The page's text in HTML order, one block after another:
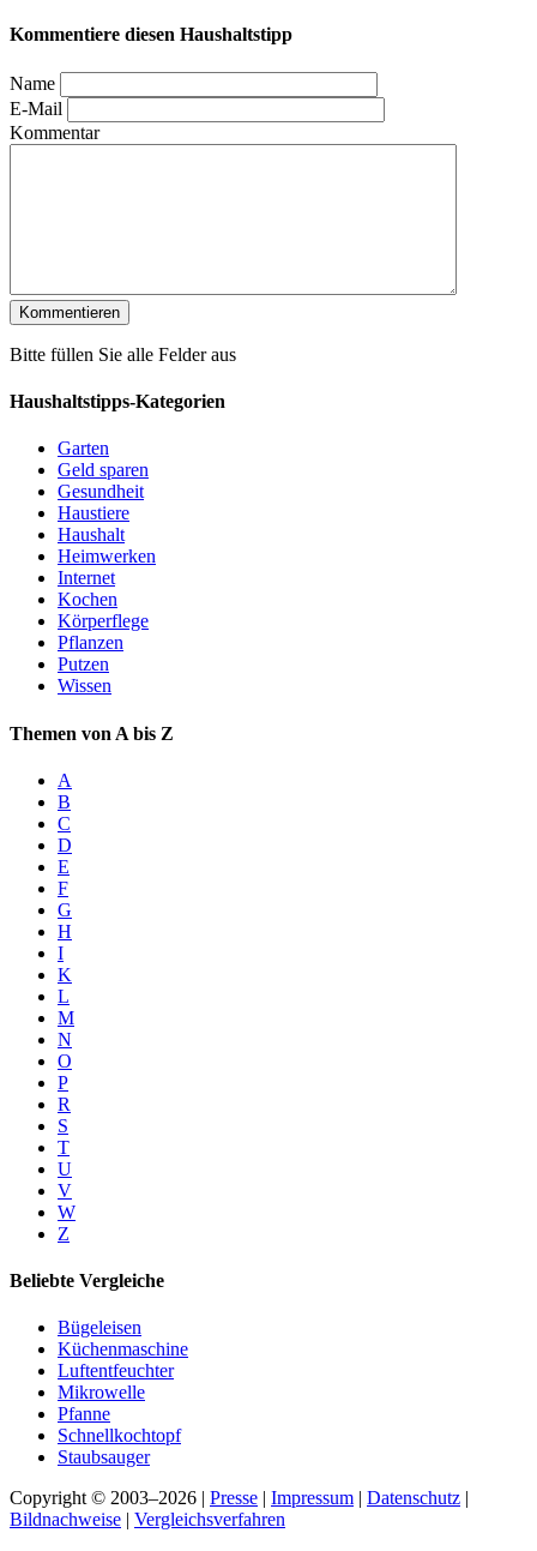
Kommentiere diesen Haushaltstipp
Name
E-Mail
Kommentar
Bitte füllen Sie alle Felder aus
Haushaltstipps-Kategorien
Garten
Geld sparen
Gesundheit
Haustiere
Haushalt
Heimwerken
Internet
Kochen
Körperflege
Pflanzen
Putzen
Wissen
Themen von A bis Z
A
B
C
D
E
F
G
H
I
K
L
M
N
O
P
R
S
T
U
V
W
Z
Beliebte Vergleiche
Bügeleisen
Küchenmaschine
Luftentfeuchter
Mikrowelle
Pfanne
Schnellkochtopf
Staubsauger
Copyright © 2003–2026 | Presse | Impressum | Datenschutz |
Bildnachweise | Vergleichsverfahren